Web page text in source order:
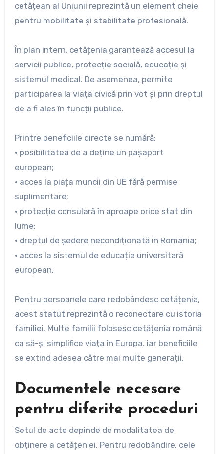
cetățean al Uniunii reprezintă un element cheie
pentru mobilitate și stabilitate profesională.
În plan intern, cetățenia garantează accesul la
servicii publice, protecție socială, educație și
sistemul medical. De asemenea, permite
participarea la viața civică prin vot și prin dreptul
de a fi ales în funcții publice.
Printre beneficiile directe se numără:
• posibilitatea de a deține un pașaport
european;
• acces la piața muncii din UE fără permise
suplimentare;
• protecție consulară în aproape orice stat din
lume;
• dreptul de ședere necondiționată în România;
• acces la sistemul de educație universitară
european.
Pentru persoanele care redobândesc cetățenia,
acest statut reprezintă o reconectare cu istoria
familiei. Multe familii folosesc cetățenia română
ca să-și simplifice viața în Europa, iar beneficiile
se extind adesea către mai multe generații.
Documentele necesare
pentru diferite proceduri
Setul de acte depinde de modalitatea de
obținere a cetățeniei. Pentru redobândire, cele